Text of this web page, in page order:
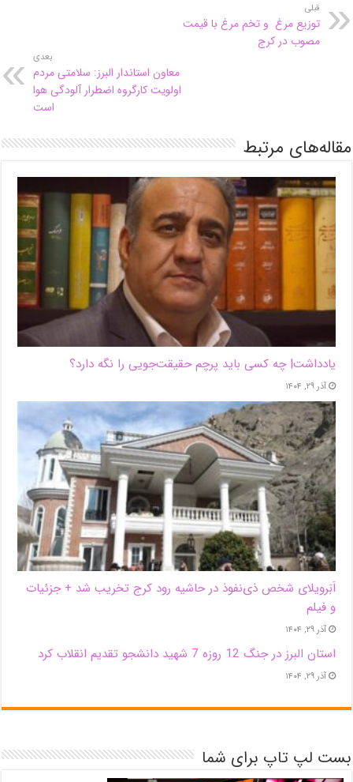
قبلی
توزیع مرغ و تخم مرغ با قیمت
مصوب در کرج
بعدی
معاون استاندار البرز: سلامتی مردم
اولویت کارگروه اضطرار آلودگی هوا
است
مقاله‌های مرتبط
یادداشت| ‌چه کسی باید پرچم حقیقت‌جویی را نگه دارد؟
آذر ۲۹, ۱۴۰۴
اَبَر‌ویلای شخص ذی‌نفوذ در حاشیه‌ رود کرج تخریب شد + جزئیات
و فیلم
آذر ۲۹, ۱۴۰۴
استان البرز در جنگ 12 روزه 7 شهید دانشجو تقدیم انقلاب کرد
آذر ۲۹, ۱۴۰۴
بست لپ تاپ برای شما